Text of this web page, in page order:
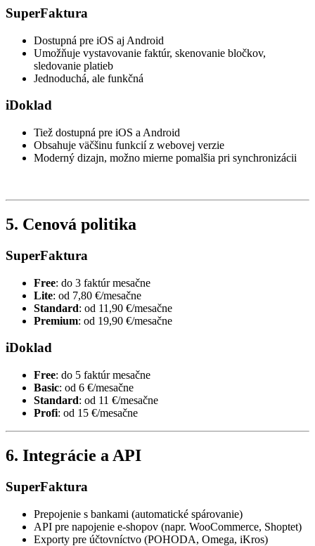
SuperFaktura
Dostupná pre iOS aj Android
Umožňuje vystavovanie faktúr, skenovanie bločkov,
sledovanie platieb
Jednoduchá, ale funkčná
iDoklad
Tiež dostupná pre iOS a Android
Obsahuje väčšinu funkcií z webovej verzie
Moderný dizajn, možno mierne pomalšia pri synchronizácii
5. Cenová politika
SuperFaktura
Free: do 3 faktúr mesačne
Lite: od 7,80 €/mesačne
Standard: od 11,90 €/mesačne
Premium: od 19,90 €/mesačne
iDoklad
Free: do 5 faktúr mesačne
Basic: od 6 €/mesačne
Standard: od 11 €/mesačne
Profi: od 15 €/mesačne
6. Integrácie a API
SuperFaktura
Prepojenie s bankami (automatické spárovanie)
API pre napojenie e-shopov (napr. WooCommerce, Shoptet)
Exporty pre účtovníctvo (POHODA, Omega, iKros)